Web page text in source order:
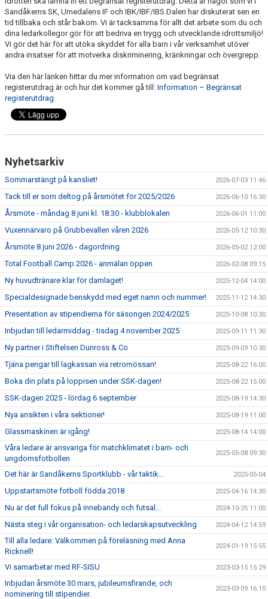
SCHEMA ALLA LAG
KONTAKT
Sandåkerns SK, Umedalens IF och IBK/IBF/IBS Dalen har diskuterat sen en
tid tillbaka och står bakom. Vi är tacksamma för allt det arbete som du och
dina ledarkollegor gör för att bedriva en trygg och utvecklande idrottsmiljö!
Vi gör det här för att utöka skyddet för alla barn i vår verksamhet utöver
andra insatser för att motverka diskriminering, kränkningar och övergrepp.
Via den här länken hittar du mer information om vad begränsat
registerutdrag är och hur det kommer gå till: Information – Begränsat
registerutdrag
Nyhetsarkiv
Sommarstängt på kansliet! 2026-07-03 11:46
Tack till er som deltog på årsmötet för 2025/2026 2026-06-10 16:30
Årsmöte - måndag 8 juni kl. 18.30 - klubblokalen 2026-06-01 11:00
Vuxennärvaro på Grubbevallen våren 2026 2026-05-12 10:30
Årsmöte 8 juni 2026 - dagordning 2026-05-02 12:00
Total Football Camp 2026 - anmälan öppen 2026-02-08 09:15
Ny huvudtränare klar för damlaget! 2025-12-04 14:00
Specialdesignade benskydd med eget namn och nummer! 2025-11-12 14:30
Presentation av stipendierna för säsongen 2024/2025 2025-10-08 10:30
Inbjudan till ledarmiddag - tisdag 4 november 2025 2025-09-11 11:30
Ny partner i Stiftelsen Dunross & Co 2025-09-09 10:30
Tjäna pengar till lagkassan via retromössan! 2025-08-22 16:00
Boka din plats på loppisen under SSK-dagen! 2025-08-22 15:00
SSK-dagen 2025 - lördag 6 september 2025-08-19 14:30
Nya ansikten i våra sektioner! 2025-08-19 11:00
Glassmaskinen är igång! 2025-08-14 14:00
Våra ledare är ansvariga för matchklimatet i barn- och
ungdomsfotbollen
2025-05-08 09:30
Det här är Sandåkerns Sportklubb - vår taktik... 2025-05-04
Uppstartsmöte fotboll födda 2018 2025-04-16 14:30
Nu är det full fokus på innebandy och futsal... 2024-10-25 11:00
Nästa steg i vår organisation- och ledarskapsutveckling 2024-04-12 14:59
Till alla ledare: Välkommen på föreläsning med Anna
Ricknell!
2024-01-19 15:55
Vi samarbetar med RF-SISU 2023-03-15 15:29
Inbjudan årsmöte 30 mars, jubileumsfirande, och
nominering till stipendier.
2023-03-09 16:10